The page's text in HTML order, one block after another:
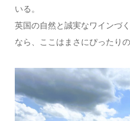
いる。
英国の自然と誠実なワインづ
なら、ここはまさにぴったりの